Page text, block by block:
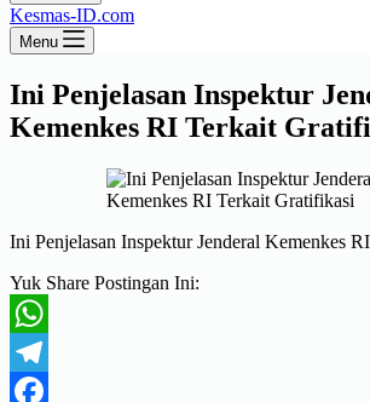
Kesmas-ID.com
Menu
Ini Penjelasan Inspektur
Kemenkes RI Terkait
Ini Penjelasan Inspektur Jenderal Kemenkes
Yuk Share Postingan Ini:
WhatsApp
Telegram